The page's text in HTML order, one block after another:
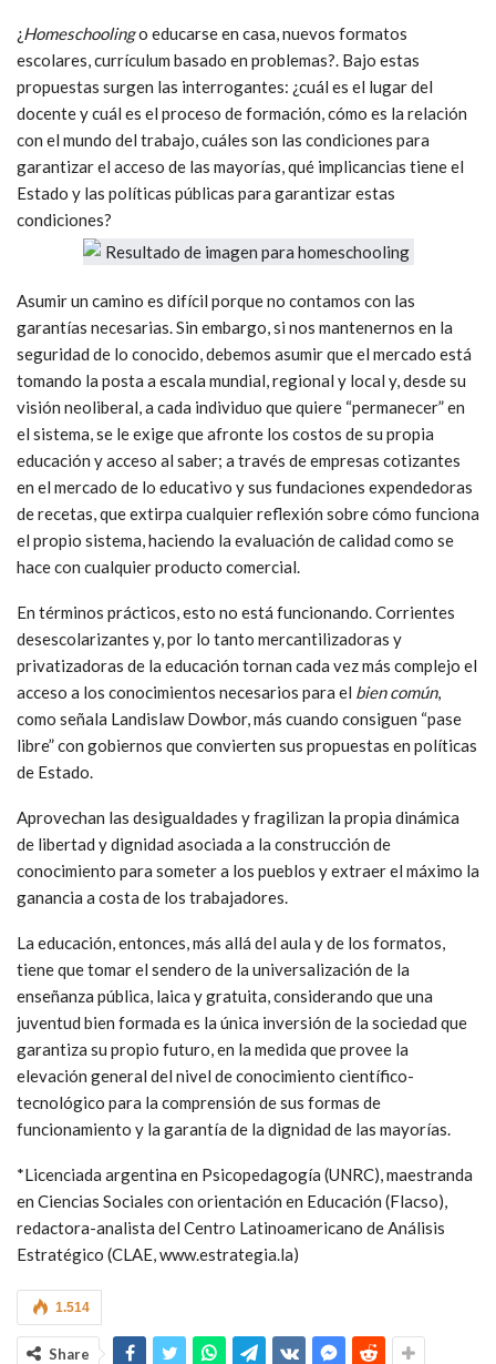
¿Homeschoolingo educarse en casa, nuevos formatos
escolares, currículum basado en problemas?. Bajo estas
propuestas surgen las interrogantes: ¿cuál es el lugar del
docente y cuál es el proceso de formación, cómo es la relación
con el mundo del trabajo, cuáles son las condiciones para
garantizar el acceso de las mayorías, qué implicancias tiene el
Estado y las políticas públicas para garantizar estas
condiciones?
Asumir un camino es difícil porque no contamos con las
garantías necesarias. Sin embargo, si nos mantenernos en la
seguridad de lo conocido, debemos asumir que el mercado está
tomando la posta a escala mundial, regional y local y, desde su
visión neoliberal, a cada individuo que quiere “permanecer” en
el sistema, se le exige que afronte los costos de su propia
educación y acceso al saber; a través de empresas cotizantes
en el mercado de lo educativo y sus fundaciones expendedoras
de recetas, que extirpa cualquier reflexión sobre cómo funciona
el propio sistema, haciendo la evaluación de calidad como se
hace con cualquier producto comercial.
En términos prácticos, esto no está funcionando. Corrientes
desescolarizantes y, por lo tanto mercantilizadoras y
privatizadoras de la educación tornan cada vez más complejo el
acceso a los conocimientos necesarios para el bien común,
como señala Landislaw Dowbor, más cuando consiguen “pase
libre” con gobiernos que convierten sus propuestas en políticas
de Estado.
Aprovechan las desigualdades y fragilizan la propia dinámica
de libertad y dignidad asociada a la construcción de
conocimiento para someter a los pueblos y extraer el máximo la
ganancia a costa de los trabajadores.
La educación, entonces, más allá del aula y de los formatos,
tiene que tomar el sendero de la universalización de la
enseñanza pública, laica y gratuita, considerando que una
juventud bien formada es la única inversión de la sociedad que
garantiza su propio futuro, en la medida que provee la
elevación general del nivel de conocimiento científico-
tecnológico para la comprensión de sus formas de
funcionamiento y la garantía de la dignidad de las mayorías.
*Licenciada argentina en Psicopedagogía (UNRC), maestranda
en Ciencias Sociales con orientación en Educación (Flacso),
redactora-analista del Centro Latinoamericano de Análisis
Estratégico (CLAE, www.estrategia.la)
1.514
Share